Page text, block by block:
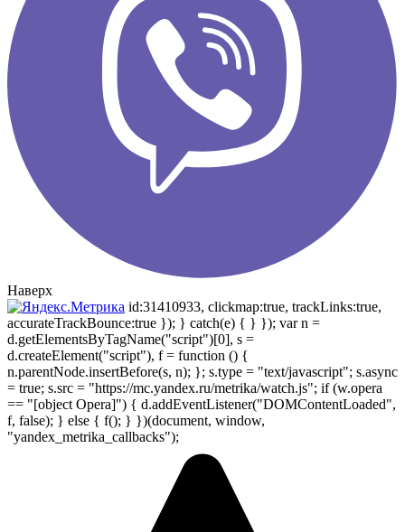
Наверх
id:31410933, clickmap:true, trackLinks:true,
accurateTrackBounce:true }); } catch(e) { } }); var n =
d.getElementsByTagName("script")[0], s =
d.createElement("script"), f = function () {
n.parentNode.insertBefore(s, n); }; s.type = "text/javascript"; s.async
= true; s.src = "https://mc.yandex.ru/metrika/watch.js"; if (w.opera
== "[object Opera]") { d.addEventListener("DOMContentLoaded",
f, false); } else { f(); } })(document, window,
"yandex_metrika_callbacks");